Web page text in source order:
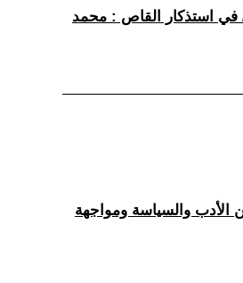
في استذكار القاص : محمد
الأدب والسياسة ومواجهة